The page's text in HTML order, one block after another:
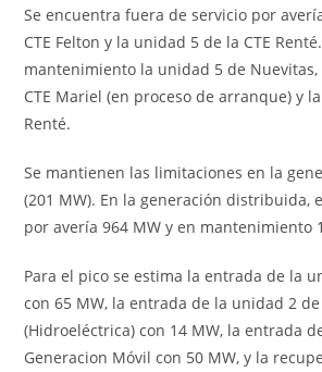
Se encuentra fuera de servicio por
CTE Felton y la unidad 5 de la CTE
mantenimiento la unidad 5 de
CTE Mariel (en proceso de arranque) y
Renté.
Se mantienen las limitaciones en la
(201 MW). En la generación distribuida,
por avería 964 MW y en mantenimiento
Para el pico se estima la entrada de la
con 65 MW, la entrada de la unidad 2
(Hidroeléctrica) con 14 MW, la entrada
Generacion Móvil con 50 MW, y la